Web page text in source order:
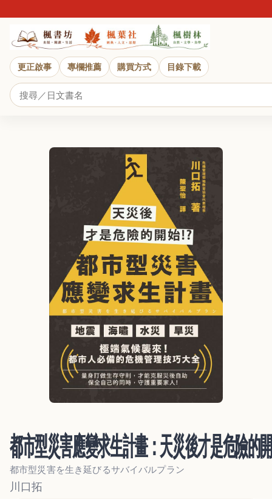
更正啟事 專欄推薦 購買方式 目錄下載
都市型災害應變求生計畫：天災後才是危險的
都市型災害を生き延びるサバイバルプラン
川口拓